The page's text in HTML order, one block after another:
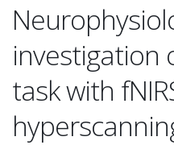
investigation
task with